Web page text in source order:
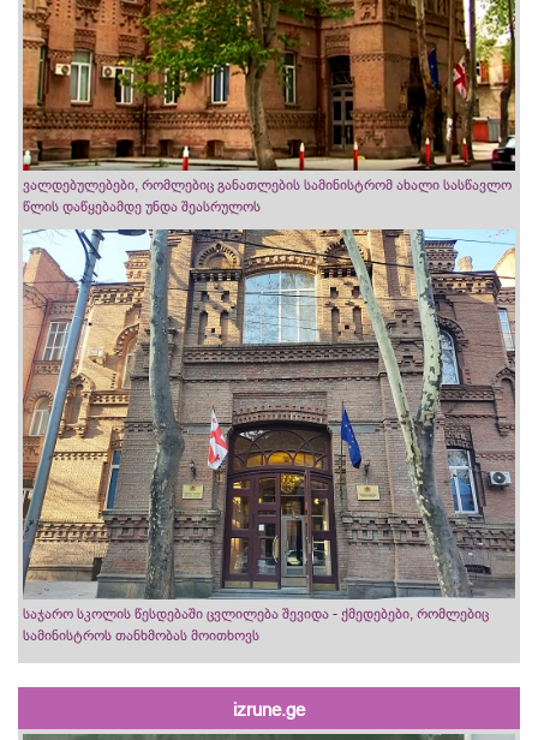
ვალდებულებები, რომლებიც განათლების სამინისტრომ ახალი სასწავლო
წლის დაწყებამდე უნდა შეასრულოს
საჯარო სკოლის წესდებაში ცვლილება შევიდა - ქმედებები, რომლებიც
სამინისტროს თანხმობას მოითხოვს
izrune.ge